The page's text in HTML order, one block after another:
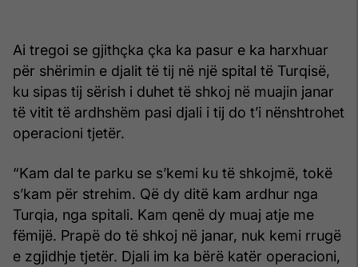
Ai tregoi se gjithçka çka ka pasur e ka harxhuar
për shërimin e djalit të tij në një spital të Turqisë,
ku sipas tij sërish i duhet të shkoj në muajin janar
të vitit të ardhshëm pasi djali i tij do t’i nënshtrohet
operacioni tjetër.
“Kam dal te parku se s’kemi ku të shkojmë, tokë
s’kam për strehim. Që dy ditë kam ardhur nga
Turqia, nga spitali. Kam qenë dy muaj atje me
fëmijë. Prapë do të shkoj në janar, nuk kemi rrugë
e zgjidhje tjetër. Djali im ka bërë katër operacioni,